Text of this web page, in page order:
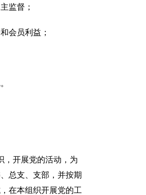
监督；
会员利益；
，开展党的活动，为
总支、支部，并按期
在本组织开展党的工